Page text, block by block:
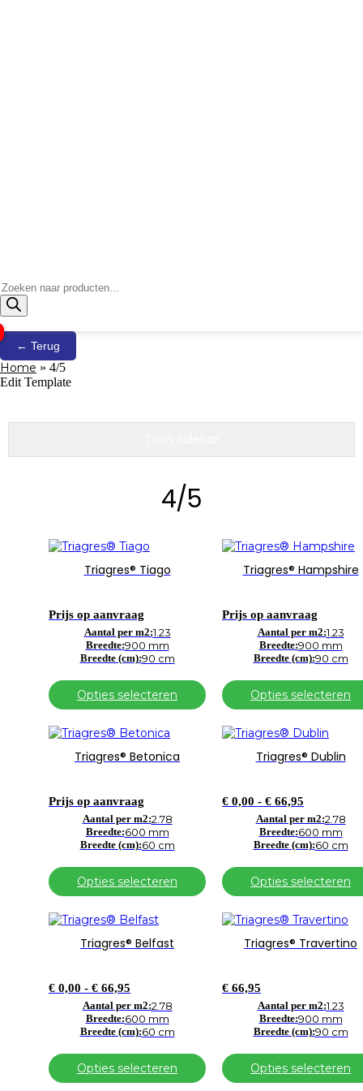
Producten
zoeken
← Terug
Home » 4/5
Edit Template
4/5
Triagres® Tiago
Prijs op aanvraag
Aantal per m2:1.23
Breedte:900 mm
Breedte (cm):90 cm
Opties selecteren
Dit
Deze
gekozen
op
de
Triagres® Hampshire
Prijs op aanvraag
Aantal per m2:1.23
Breedte:900 mm
Breedte (cm):90 cm
Opties selecteren
Dit
heeft
Deze
gekozen
op
de
Triagres® Betonica
Prijs op aanvraag
Aantal per m2:2.78
Breedte:600 mm
Breedte (cm):60 cm
Opties selecteren
Dit
Deze
gekozen
op
de
Triagres® Dublin
€ 0,00 - € 66,95
€ 0,00
tot
€ 66,95
Aantal per m2:2.78
Breedte:600 mm
Breedte (cm):60 cm
Opties selecteren
Dit
Deze
gekozen
op
de
Triagres® Belfast
€ 0,00 - € 66,95
€ 0,00
tot
€ 66,95
Aantal per m2:2.78
Breedte:600 mm
Breedte (cm):60 cm
Opties selecteren
Dit
Deze
gekozen
op
de
Triagres® Travertino
€ 66,95
Aantal per m2:1.23
Breedte:900 mm
Breedte (cm):90 cm
Opties selecteren
Dit
heeft
Deze
gekozen
op
de